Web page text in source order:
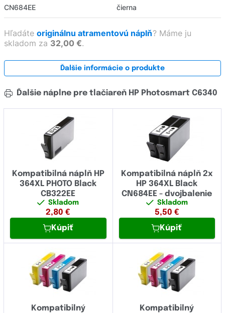
CN684EE
čierna
Hľadáte originálnu atramentovú náplň? Máme ju
skladom za 32,00 €.
Ďalšie informácie o produkte
Ďalšie náplne pre tlačiareň HP Photosmart C6340
Kompatibilná náplň HP
364XL PHOTO Black
CB322EE
Skladom
2,80 €
Kúpiť
Kompatibilná náplň 2x
HP 364XL Black
CN684EE - dvojbalenie
Skladom
5,50 €
Kúpiť
Kompatibilný
Kompatibilný